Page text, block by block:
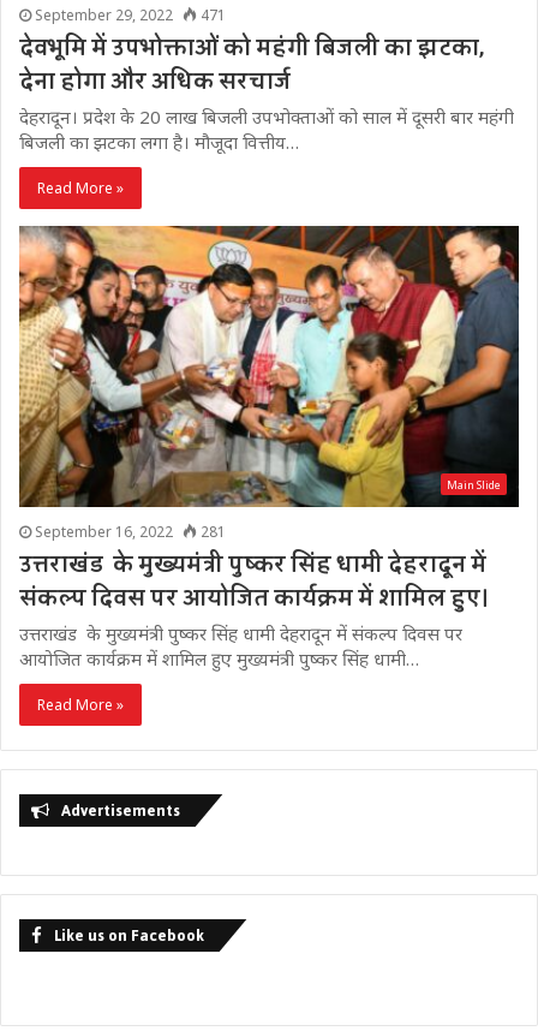
September 29, 2022 471
देवभूमि में उपभोक्ताओं को महंगी बिजली का झटका,
देना होगा और अधिक सरचार्ज
देहरादून। प्रदेश के 20 लाख बिजली उपभोक्ताओं को साल में दूसरी बार महंगी
बिजली का झटका लगा है। मौजूदा वित्तीय…
Read More »
Main Slide
September 16, 2022 281
उत्तराखंड के मुख्यमंत्री पुष्कर सिंह धामी देहरादून में
संकल्प दिवस पर आयोजित कार्यक्रम में शामिल हुए।
उत्तराखंड के मुख्यमंत्री पुष्कर सिंह धामी देहरादून में संकल्प दिवस पर
आयोजित कार्यक्रम में शामिल हुए मुख्यमंत्री पुष्कर सिंह धामी…
Read More »
Advertisements
Like us on Facebook